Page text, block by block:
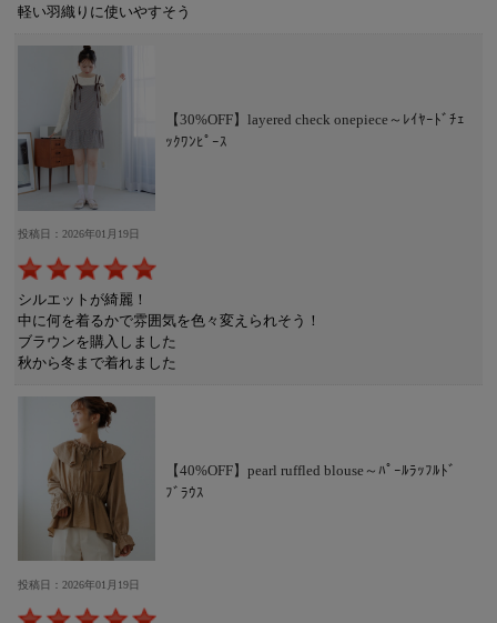
軽い羽織りに使いやすそう
【30%OFF】layered check onepiece～ﾚｲﾔｰﾄﾞﾁｪ
ｯｸﾜﾝﾋﾟｰｽ
投稿日：2026年01月19日
シルエットが綺麗！
中に何を着るかで雰囲気を色々変えられそう！
ブラウンを購入しました
秋から冬まで着れました
【40%OFF】pearl ruffled blouse～ﾊﾟｰﾙﾗｯﾌﾙﾄﾞ
ﾌﾞﾗｳｽ
投稿日：2026年01月19日